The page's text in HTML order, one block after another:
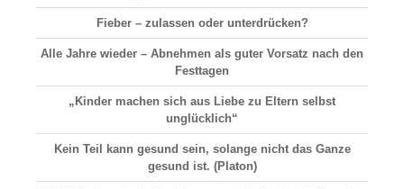
Fieber – zulassen oder unterdrücken?
Alle Jahre wieder – Abnehmen als guter Vorsatz nach den
Festtagen
„Kinder machen sich aus Liebe zu Eltern selbst
unglücklich“
Kein Teil kann gesund sein, solange nicht das Ganze
gesund ist. (Platon)